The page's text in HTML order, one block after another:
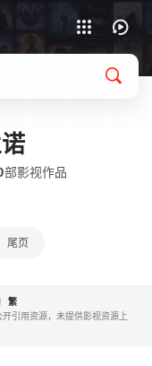
部影视作品
尾页
繁
引用资源，未提供影视资源上